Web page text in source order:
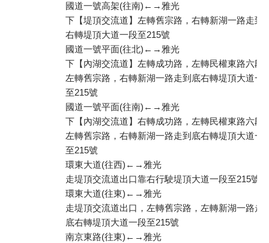
國道一號高架(往南)←→雅光
下【堤頂交流道】左轉舊宗路，右轉新湖一路走到
右轉堤頂大道一段至215號
國道一號平面(往北)←→雅光
下【內湖交流道】左轉成功路，左轉民權東路六段
左轉舊宗路，右轉新湖一路走到底右轉堤頂大道一
至215號
國道一號平面(往南)←→雅光
下【內湖交流道】右轉成功路，左轉民權東路六段
左轉舊宗路，右轉新湖一路走到底右轉堤頂大道一
至215號
環東大道(往西)←→雅光
走堤頂交流道出口靠右行駛堤頂大道一段至215號
環東大道(往東)←→雅光
走堤頂交流道出口，左轉舊宗路，左轉新湖一路走
底右轉堤頂大道一段至215號
南京東路(往東)←→雅光